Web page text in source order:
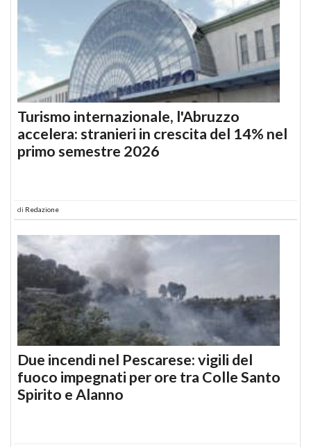
Turismo internazionale, l'Abruzzo
accelera: stranieri in crescita del 14% nel
primo semestre 2026
di Redazione
Due incendi nel Pescarese: vigili del
fuoco impegnati per ore tra Colle Santo
Spirito e Alanno